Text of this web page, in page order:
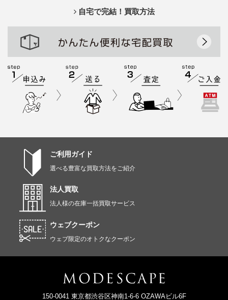
自宅で完結！買取方法
ご利用ガイド
選べる豊富な買取方法をご紹介
法人買取
法人様の在庫一括買取サービス
ウェブクーポン
ウェブ限定のオトクなクーポン
150-0041 東京都渋谷区神南1-6-6 OZAWAビル6F